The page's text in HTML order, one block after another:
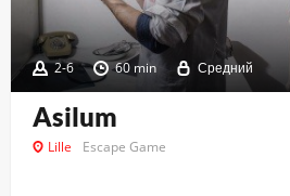
2-6 60 min Средний
Asilum
Lille Escape Game